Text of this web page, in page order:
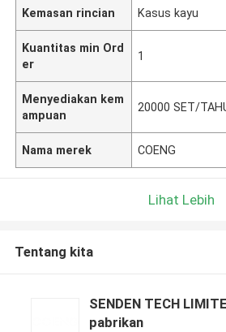
Kemasan rincian Kasus kayu
Kuantitas min Ord
er
1
Menyediakan kem
ampuan
20000 SET/
Nama merek COENG
Lihat Lebih
Tentang kita
SENDEN TECH
pabrikan